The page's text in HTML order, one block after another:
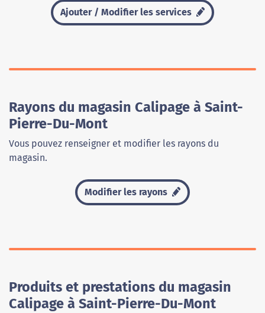
Ajouter / Modifier les services
Rayons du magasin Calipage à Saint-
Pierre-Du-Mont
Vous pouvez renseigner et modifier les rayons du
magasin.
Modifier les rayons
Produits et prestations du magasin
Calipage à Saint-Pierre-Du-Mont